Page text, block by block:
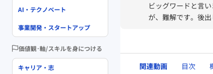
ビッグワードと言
が、難解です。後
関連動画 目次
AI・テクノベート
事業開発・スタートアップ
価値観･軸/スキルを身につける
キャリア・志